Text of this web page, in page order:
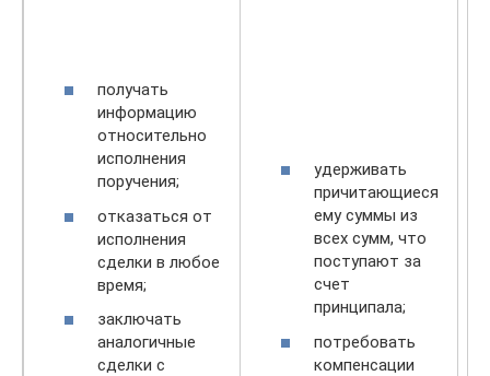
получать
информацию
относительно
исполнения
поручения;
отказаться от
исполнения
сделки в любое
время;
заключать
аналогичные
сделки с
удерживать
причитающиеся
ему суммы из
всех сумм, что
поступают за
счет
принципала;
потребовать
компенсации